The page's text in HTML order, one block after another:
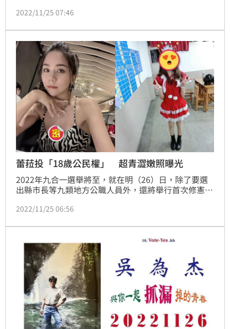
照，引發網友熱議，不少人直呼「帥到無法無天」、
2022/11/25 07:46
蕾菈投「18歲公民權」 超青澀嫩照曝光
2022年九合一選舉將至，就在明（26）日，除了要選
出縣市長等九類地方公職人員外，還將舉行首次修憲複
歲公民權修憲複決」是台灣歷史上第一次交由公民複決
2022/11/25 06:56